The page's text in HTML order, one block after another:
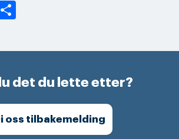
Email
det du lette etter?
oss tilbakemelding